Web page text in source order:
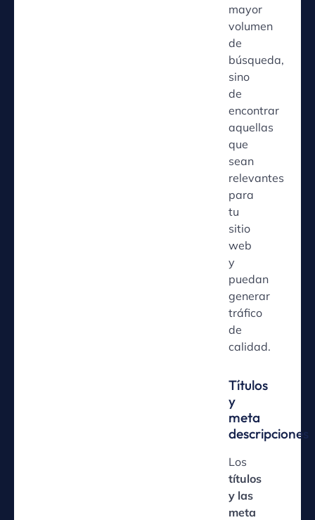
mayor
volumen
de
búsqueda,
sino
de
encontrar
aquellas
que
sean
relevantes
para
tu
sitio
web
y
puedan
generar
tráfico
de
calidad.
Títulos
y
meta
descripciones
Los
títulos
y las
meta